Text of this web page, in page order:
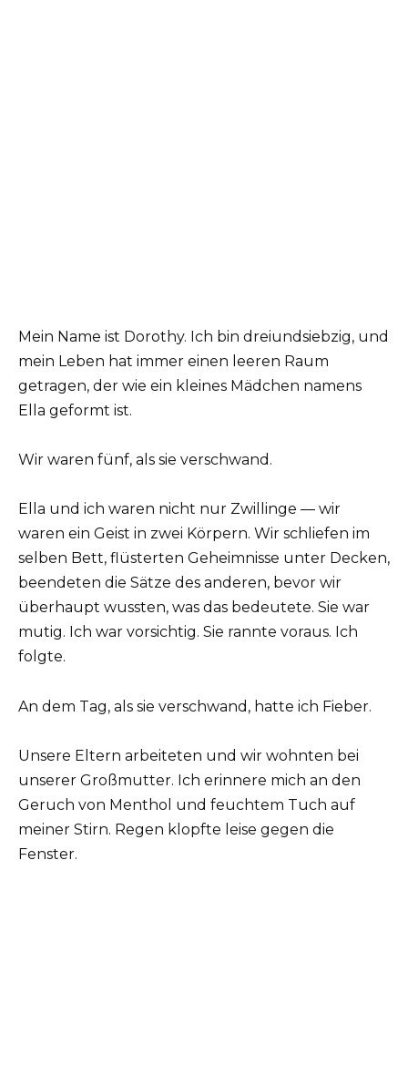
Mein Name ist Dorothy. Ich bin dreiundsiebzig, und
mein Leben hat immer einen leeren Raum
getragen, der wie ein kleines Mädchen namens
Ella geformt ist.
Wir waren fünf, als sie verschwand.
Ella und ich waren nicht nur Zwillinge — wir
waren ein Geist in zwei Körpern. Wir schliefen im
selben Bett, flüsterten Geheimnisse unter Decken,
beendeten die Sätze des anderen, bevor wir
überhaupt wussten, was das bedeutete. Sie war
mutig. Ich war vorsichtig. Sie rannte voraus. Ich
folgte.
An dem Tag, als sie verschwand, hatte ich Fieber.
Unsere Eltern arbeiteten und wir wohnten bei
unserer Großmutter. Ich erinnere mich an den
Geruch von Menthol und feuchtem Tuch auf
meiner Stirn. Regen klopfte leise gegen die
Fenster.